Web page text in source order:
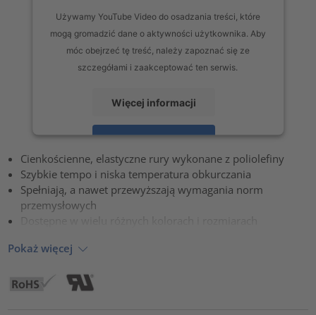
Używamy YouTube Video do osadzania treści, które
mogą gromadzić dane o aktywności użytkownika. Aby
móc obejrzeć tę treść, należy zapoznać się ze
szczegółami i zaakceptować ten serwis.
Więcej informacji
Zaakceptuj
powered byUsercentrics Consent Management Platform
Cienkościenne, elastyczne rury wykonane z poliolefiny
Szybkie tempo i niska temperatura obkurczania
Spełniają, a nawet przewyższają wymagania norm
przemysłowych
Pokaż więcej